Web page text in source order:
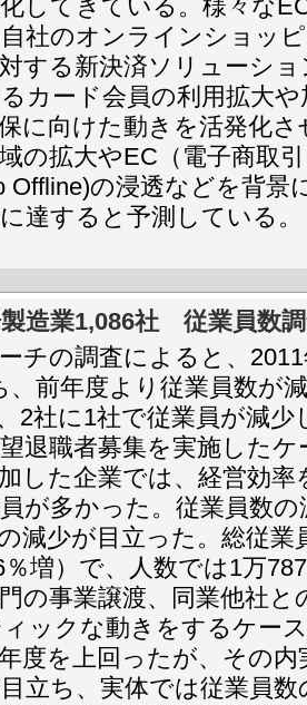
してきている。様々な
社のオンラインショッ
する新決済ソリューシ
カード会員の利用拡大
に向けた動きを活発化
の拡大やEC（電子商取
Offline)の浸透などを背景
達すると予測している。
造業1,086社 従業員数
チの調査によると、
、前年度より従業員数が
2社に1社で従業員が減
退職者募集を実施した
した企業では、経営効
が多かった。従業員数
減少が目立った。総従業
％増）で、人数では1万
の事業譲渡、同業他社と
ックな動きをするケー
度を上回ったが、その
立ち、実体では従業員